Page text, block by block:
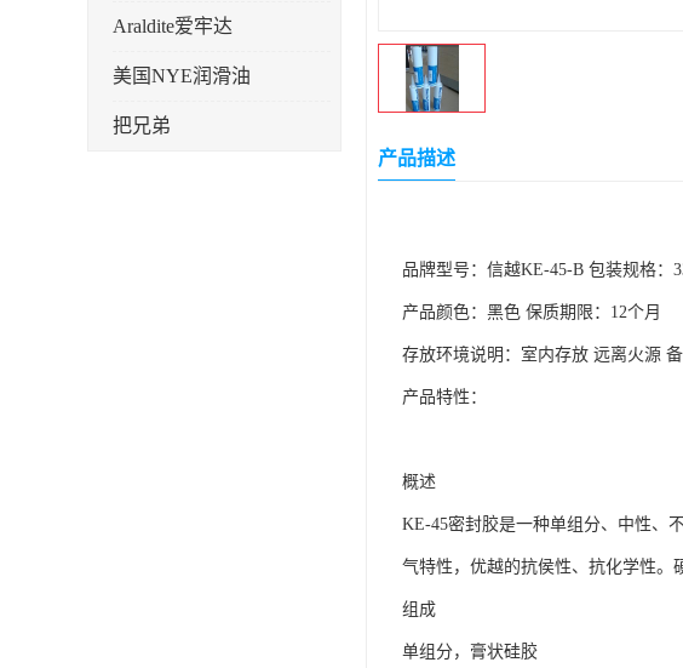
Araldite爱牢达
美国NYE润滑油
把兄弟
产品描述
品牌型号：信越KE-45-B 包装规格：
产品颜色：黑色 保质期限：12个月
存放环境说明：室内存放 远离火源 备
产品特性：
概述
KE-45密封胶是一种单组分、中性、
气特性，优越的抗侯性、抗化学性。
组成
单组分，膏状硅胶